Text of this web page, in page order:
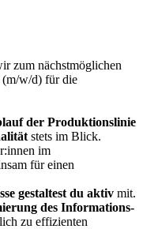
zum nächstmöglichen
(m/w/d) für die
der Produktionslinie
stets im Blick.
im
für einen
gestaltest du aktiv mit.
des Informations-
zu effizienten